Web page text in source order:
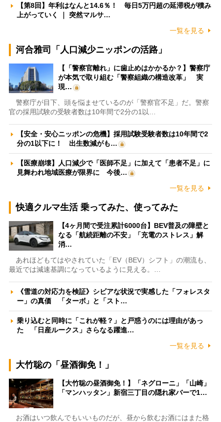
【第8回】年利はなんと14.6％！ 毎日5万円超の延滞税が積み
上がっていく ｜ 突然マルサ…
一覧を見る
河合雅司「人口減少ニッポンの活路」
【「警察官離れ」に歯止めはかかるか？】警察庁
が本気で取り組む「警察組織の構造改革」 実
現…
警察庁が目下、頭を悩ませているのが「警察官不足」だ。警察
官の採用試験の受験者数は10年間で2分の1以…
【安全・安心ニッポンの危機】採用試験受験者数は10年間で2
分の1以下に！ 出生数減がも…
【医療崩壊】人口減少で「医師不足」に加えて「患者不足」に
見舞われ地域医療が限界に 今後…
一覧を見る
快適クルマ生活 乗ってみた、使ってみた
【4ヶ月間で受注累計6000台】BEV普及の障壁と
なる「航続距離の不安」「充電のストレス」解
消…
あれほどもてはやされていた「EV（BEV）シフト」の潮流も、
最近では減速基調になっているように見える。…
《雪道の対応力を検証》シビアな状況で実感した「フォレスタ
ー」の真価 「ターボ」と「スト…
乗り込むと同時に「これが軽？」と戸惑うのには理由があっ
た 「日産ルークス」さらなる躍進…
一覧を見る
大竹聡の「昼酒御免！」
【大竹聡の昼酒御免！】「ネグローニ」「山崎」
「マンハッタン」新宿三丁目の隠れ家バーで1…
お酒はいつ飲んでもいいものだが、昼から飲むお酒にはまた格